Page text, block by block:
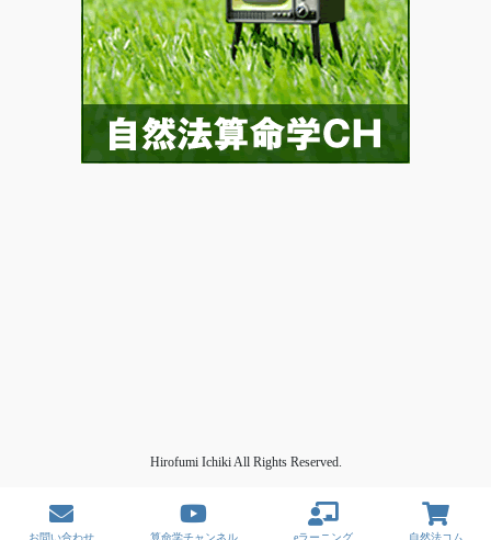
Hirofumi Ichiki All Rights Reserved.
お問い合わせ 算命学チャンネル eラーニング 自然法コム